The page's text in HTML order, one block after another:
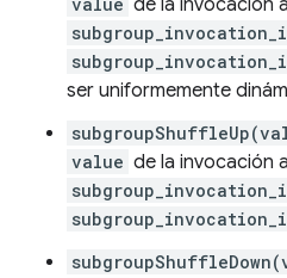
de la invocación
ser uniformemente
value de la invocación